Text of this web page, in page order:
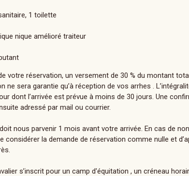
1 toilette
nique amélioré traiteur
votre réservation, un versement de 30 % du montant
ne sera garantie qu’à réception de vos arrhes .
dont l’arrivée est prévue à moins de 30 jours. Une
adressé par mail ou courrier.
nous parvenir 1 mois avant votre arrivée. En cas de
considérer la demande de réservation comme nulle et
s’inscrit pour un camp d'équitation , un créneau